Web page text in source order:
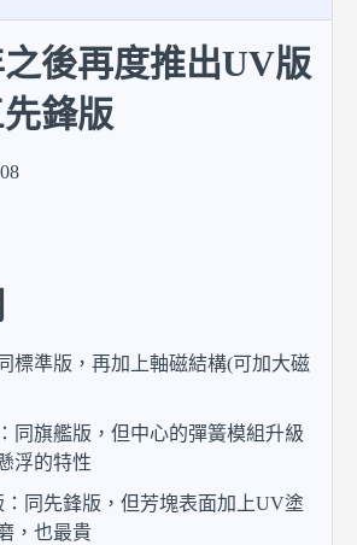
後再度推出UV版
鋒版
標準版，再加上軸磁結構(可加大磁
同旗艦版，但中心的彈簧模組升級
浮的特性
同先鋒版，但芳塊表面加上UV塗
，也最貴